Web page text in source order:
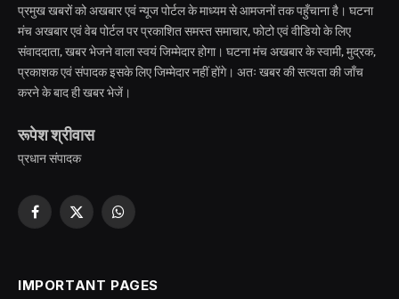
प्रमुख खबरों को अखबार एवं न्यूज पोर्टल के माध्यम से आमजनों तक पहुँचाना है। घटना
मंच अखबार एवं वेब पोर्टल पर प्रकाशित समस्त समाचार, फोटो एवं वीडियो के लिए
संवाददाता, खबर भेजने वाला स्वयं जिम्मेदार होगा। घटना मंच अखबार के स्वामी, मुद्रक,
प्रकाशक एवं संपादक इसके लिए जिम्मेदार नहीं होंगे। अतः खबर की सत्यता की जाँच
करने के बाद ही खबर भेजें।
रूपेश श्रीवास
प्रधान संपादक
Facebook
X
WhatsApp
IMPORTANT PAGES